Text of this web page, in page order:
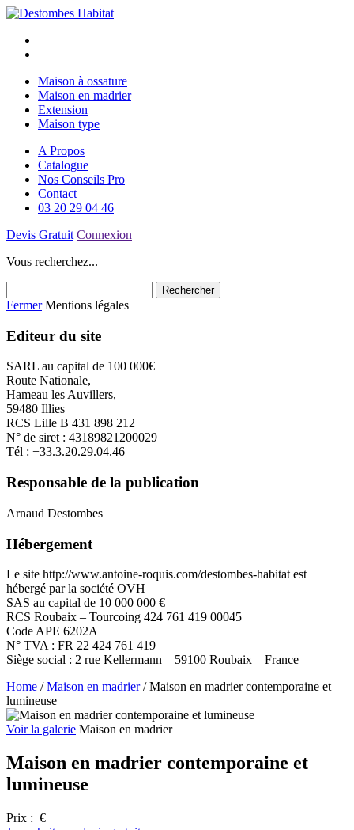
Maison à ossature
Maison en madrier
Extension
Maison type
A Propos
Catalogue
Nos Conseils Pro
Contact
03 20 29 04 46
Devis Gratuit Connexion
Vous recherchez...
Fermer Mentions légales
Editeur du site
SARL au capital de 100 000€
Route Nationale,
Hameau les Auvillers,
59480 Illies
RCS Lille B 431 898 212
N° de siret : 43189821200029
Tél : +33.3.20.29.04.46
Responsable de la publication
Arnaud Destombes
Hébergement
Le site http://www.antoine-roquis.com/destombes-habitat est
hébergé par la société OVH
SAS au capital de 10 000 000 €
RCS Roubaix – Tourcoing 424 761 419 00045
Code APE 6202A
N° TVA : FR 22 424 761 419
Siège social : 2 rue Kellermann – 59100 Roubaix – France
Home /Maison en madrier/ Maison en madrier contemporaine et
lumineuse
Voir la galerie Maison en madrier
Maison en madrier contemporaine et
lumineuse
Prix : €